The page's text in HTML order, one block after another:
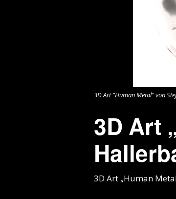
3D Art "Human Metal" von
3D Art
3D Art „Human